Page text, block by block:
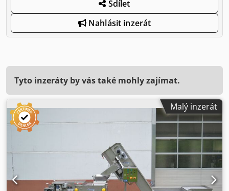
Sdílet
Nahlásit inzerát
Tyto inzeráty by vás také mohly zajímat.
Malý inzerát